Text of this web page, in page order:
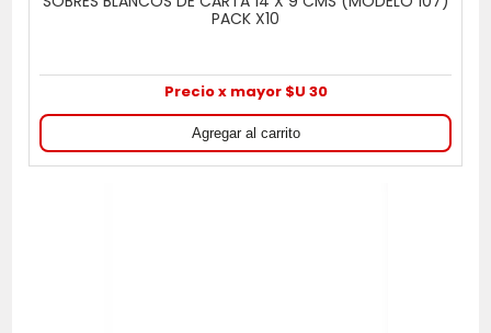
PACK X10
Precio x mayor $U 30